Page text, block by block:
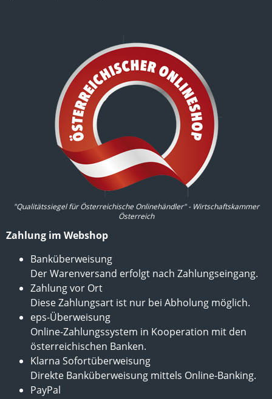
"Qualitätssiegel für Österreichische Onlinehändler" - Wirtschaftskammer
Österreich
Zahlung im Webshop
Banküberweisung
Der Warenversand erfolgt nach Zahlungseingang.
Zahlung vor Ort
Diese Zahlungsart ist nur bei Abholung möglich.
eps-Überweisung
Online-Zahlungssystem in Kooperation mit den
österreichischen Banken.
Klarna Sofortüberweisung
Direkte Banküberweisung mittels Online-Banking.
PayPal